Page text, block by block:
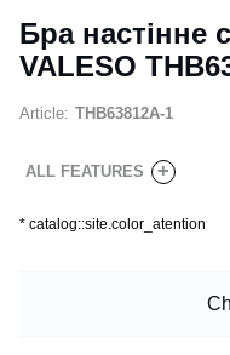
Бра настінне
VALESO
Article: THB63812A-1
ALL FEATURES +
* catalog::site.color_atention